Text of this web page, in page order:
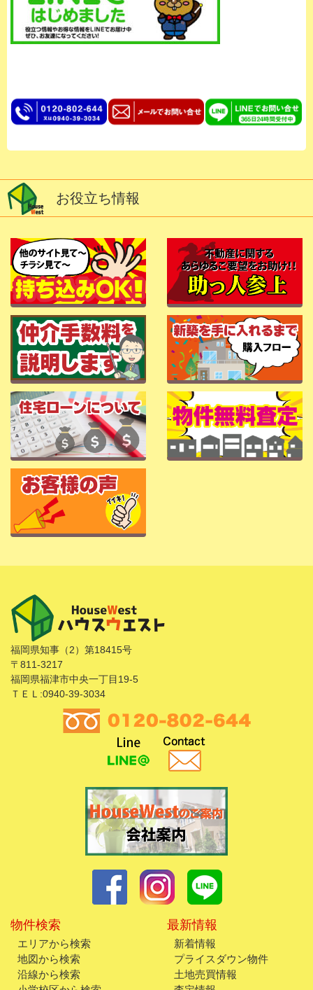
お役立ち情報
福岡県知事（2）第18415号
〒811-3217
福岡県福津市中央一丁目19-5
ＴＥＬ:0940-39-3034
物件検索
エリアから検索
地図から検索
沿線から検索
最新情報
新着情報
プライスダウン物件
土地売買情報